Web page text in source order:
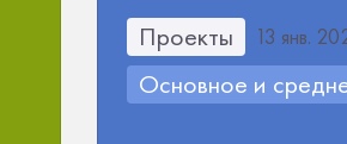
Проекты 13 янв.
Основное и